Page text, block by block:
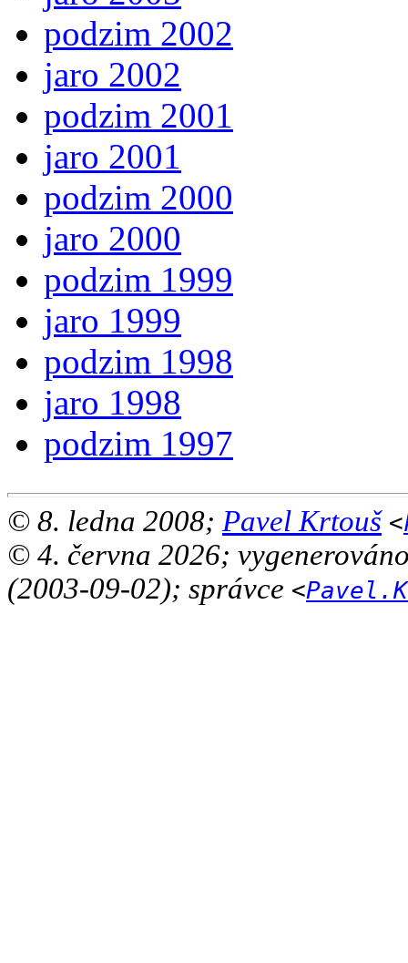
podzim 2002
jaro 2002
podzim 2001
jaro 2001
podzim 2000
jaro 2000
podzim 1999
jaro 1999
podzim 1998
jaro 1998
podzim 1997
© 8. ledna 2008; Pavel Krtouš <
© 4. června 2026;
(2003-09-02); správce <